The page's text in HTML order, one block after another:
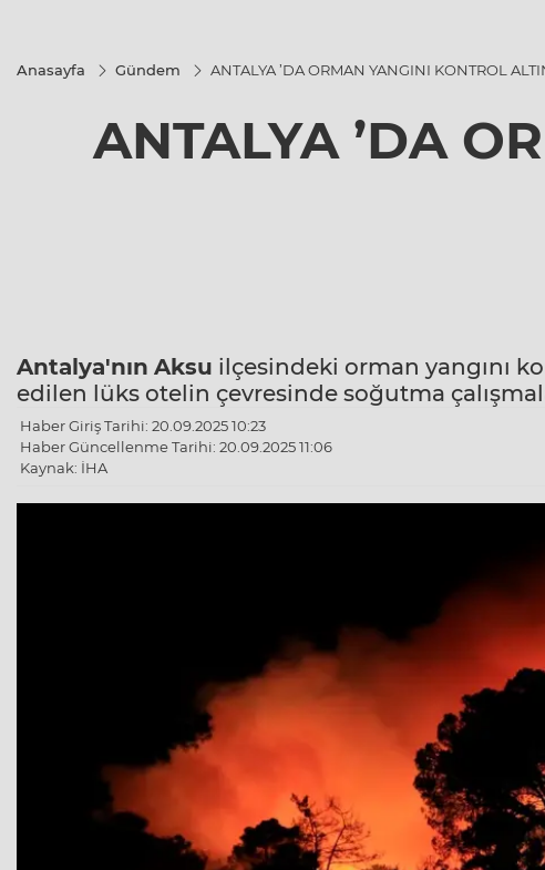
Anasayfa Gündem ANTALYA ’DA ORMAN YANGINI KONTROL
ANTALYA ’DA
Antalya'nın Aksu ilçesindeki orman yangını
edilen lüks otelin çevresinde soğutma
Haber Giriş Tarihi: 20.09.2025 10:23
Haber Güncellenme Tarihi: 20.09.2025 11:06
Kaynak: İHA